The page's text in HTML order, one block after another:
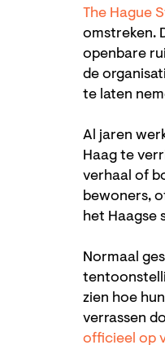
The Hague
omstreken.
openbare
de
te laten
Al jaren
Haag te
verhaal of
bewoners,
het Haagse
Normaal
zien hoe
verrassen
officieel op
Inzoomen